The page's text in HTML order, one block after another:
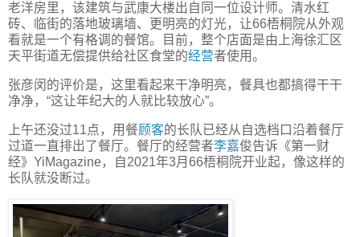
老洋房里，该建筑与武康大楼出自同一位设计师。清水红
砖、临街的落地玻璃墙、更明亮的灯光，让66梧桐院从外观
看就是一个有格调的餐馆。目前，整个店面是由上海徐汇区
天平街道无偿提供给社区食堂的经营者使用。
张彦闵的评价是，这里看起来干净明亮，餐具也都搞得干干
净净，“这让年纪大的人就比较放心”。
上午还没过11点，用餐顾客的长队已经从自选档口沿着餐厅
过道一直排出了餐厅。餐厅的经营者李嘉俊告诉《第一财
经》YiMagazine，自2021年3月66梧桐院开业起，像这样的
长队就没断过。